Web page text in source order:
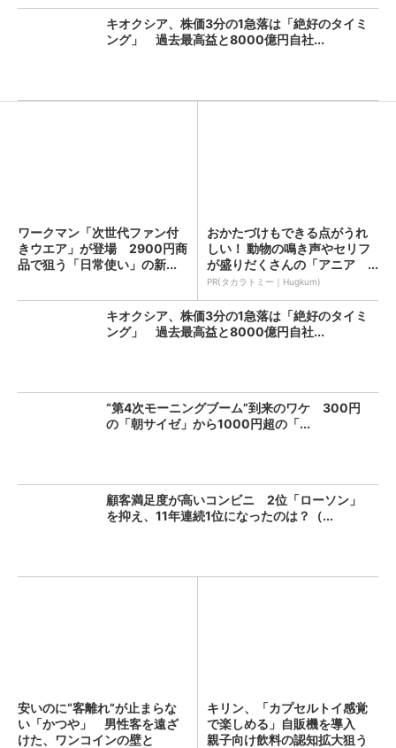
キオクシア、株価3分の1急落は「絶好のタイミ
ング」 過去最高益と8000億円自社...
ワークマン「次世代ファン付
きウエア」が登場 2900円商
品で狙う「日常使い」の新...
おかたづけもできる点がうれ
しい！ 動物の鳴き声やセリフ
が盛りだくさんの「アニア ...
PR(タカラトミー｜Hugkum)
キオクシア、株価3分の1急落は「絶好のタイミ
ング」 過去最高益と8000億円自社...
“第4次モーニングブーム”到来のワケ 300円
の「朝サイゼ」から1000円超の「...
顧客満足度が高いコンビニ 2位「ローソン」
を抑え、11年連続1位になったのは？（...
安いのに“客離れ”が止まらな
い「かつや」 男性客を遠ざ
けた、ワンコインの壁と
キリン、「カプセルトイ感覚
で楽しめる」自販機を導入
親子向け飲料の認知拡大狙う